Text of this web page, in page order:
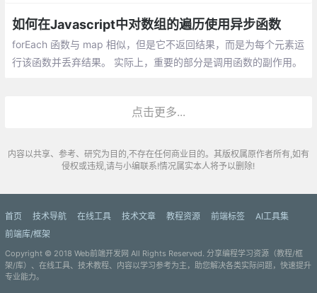
如何在Javascript中对数组的遍历使用异步函数
forEach 函数与 map 相似，但是它不返回结果，而是为每个元素运
行该函数并丢弃结果。 实际上，重要的部分是调用函数的副作用。
点击更多...
内容以共享、参考、研究为目的,不存在任何商业目的。其版权属原作者所有,如有
侵权或违规,请与小编联系!情况属实本人将予以删除!
首页 技术导航 在线工具 技术文章 教程资源 前端标签
AI工具集
前端库/框架